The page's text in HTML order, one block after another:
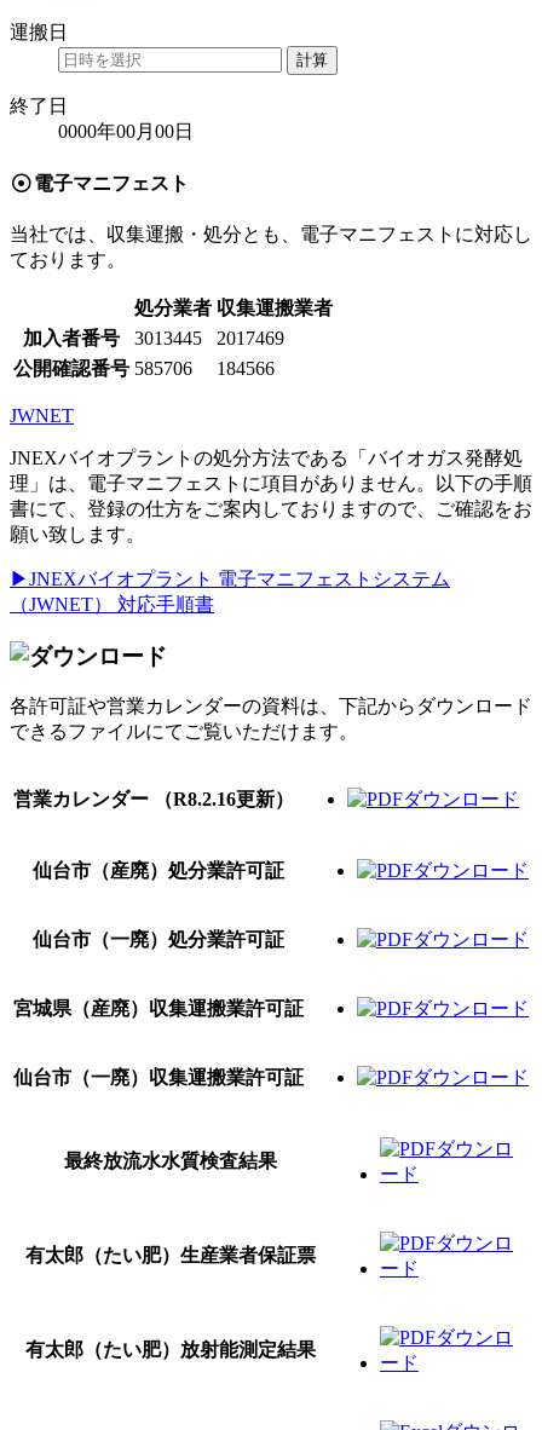
運搬日
計算
終了日
0000年00月 00日
電子マニフェスト
当社では、収集運搬・処分とも、電子マニフェストに対応し
ております。
処分業者 収集運搬業者
加入者番号
3013445
2017469
公開確認番号 585706 184566
JWNET
JNEXバイオプラントの処分方法である「バイオガス発酵処
理」は、電子マニフェストに項目がありません。以下の手順
書にて、登録の仕方をご案内しておりますので、ご確認をお
願い致します。
▶JNEXバイオプラント 電子マニフェストシステム
（JWNET） 対応手順書
各許可証や営業カレンダーの資料は、下記からダウンロード
できるファイルにてご覧いただけます。
営業カレンダー （R8.2.16更新）
仙台市（産廃）処分業許可証
仙台市（一廃）処分業許可証
宮城県（産廃）収集運搬業許可証
仙台市（一廃）収集運搬業許可証
最終放流水水質検査結果
有太郎（たい肥）生産業者保証票
有太郎（たい肥）放射能測定結果